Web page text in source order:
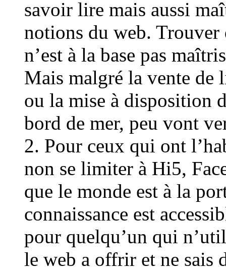
savoir lire mais aussi
notions du web.
n’est à la base pas
Mais malgré la vente de
ou la mise à disposition
bord de mer, peu vont
2. Pour ceux qui ont
non se limiter à Hi5,
que le monde est à la
connaissance est
pour quelqu’un qui
le web a offrir et ne sais